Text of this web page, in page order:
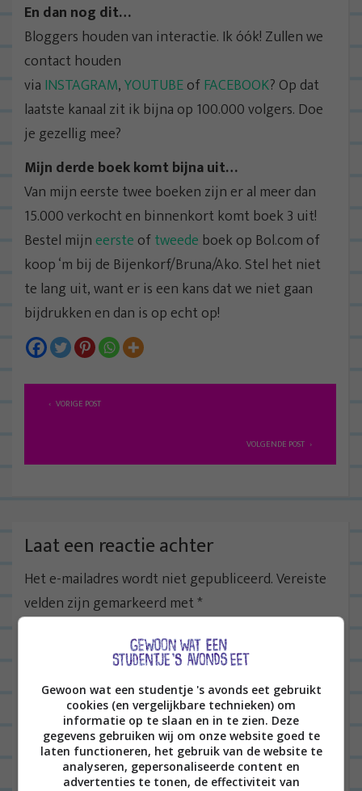
En dan nog dit…
Bloggers houden van interactie. Ik óók! Zullen we
contact houden
via INSTAGRAM,YOUTUBEofFACEBOOK? Op dat
laatste kanaal zit ik bijna op 100.000 volgers. Doe
je gezellig mee?
Mijn derde boek komt bijna uit…
Van mijn eerste twee boeken zijn er al meer dan
15.000 verkocht en binnenkort komt boek 3 uit!
Bestel mijneerste oftweede boek op Bol.com of
koop ‘m bij de Bijenkorf/Bruna/Ako. Stel het niet
te lang uit, want er is een kans dat we niet gaan
bijdrukken en dan is op echt op!
i
t
n
a
v
VORIGE POST
VOLGENDE POST
Laat een reactie achter
Het e-mailadres wordt niet gepubliceerd.Vereiste
velden zijn gemarkeerd met*
Naam*
Gewoon wat een studentje 's avonds eet gebruikt
cookies (en vergelijkbare technieken) om
informatie op te slaan en in te zien. Deze
gegevens gebruiken wij om onze website goed te
laten functioneren, het gebruik van de website te
analyseren, gepersonaliseerde content en
advertenties te tonen, de effectiviteit van